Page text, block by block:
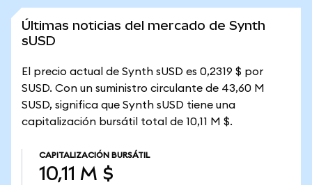
Últimas noticias del mercado de Synth
sUSD
El precio actual de Synth sUSD es 0,2319 $ por
SUSD. Con un suministro circulante de 43,60 M
SUSD, significa que Synth sUSD tiene una
capitalización bursátil total de 10,11 M $.
CAPITALIZACIÓN BURSÁTIL
10,11 M $